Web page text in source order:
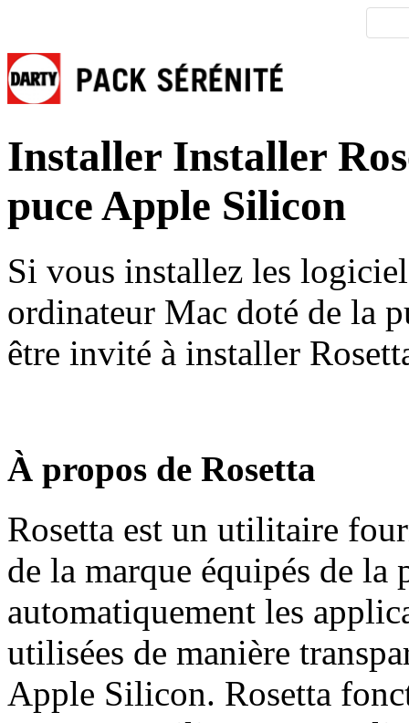
Installer Installer
puce Apple Silicon
Si vous installez les
ordinateur Mac doté de la
être invité à installer
À propos de Rosetta
Rosetta est un utilitaire
de la marque équipés de
automatiquement les
utilisées de manière
Apple Silicon. Rosetta